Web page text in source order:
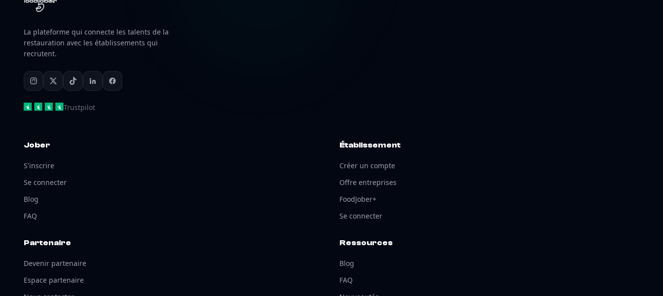
La plateforme qui connecte les talents de la
restauration avec les établissements qui
recrutent.
Trustpilot
Jober
S'inscrire
Se connecter
Blog
FAQ
Établissement
Créer un compte
Offre entreprises
FoodJober+
Se connecter
Partenaire
Devenir partenaire
Espace partenaire
Ressources
Blog
FAQ